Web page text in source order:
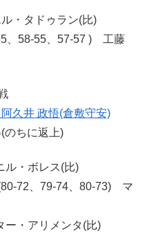
・タドゥラン(比)
、58-55、57-57 ) 工藤
久井 政悟(倉敷守安)
のちに返上)
・ボレス(比)
72、79-74、80-73) マ
・アリメンタ(比)